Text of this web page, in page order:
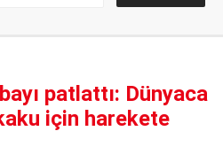
patlattı: Dünyaca
için harekete